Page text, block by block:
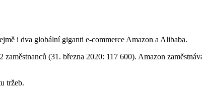
i dva globální giganti e-commerce Amazon a Alibaba.
(31. března 2020: 117 600). Amazon
tržeb.